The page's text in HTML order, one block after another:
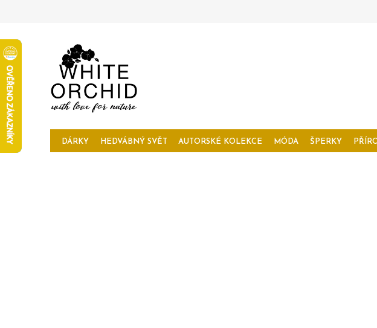
DÁRKY HEDVÁBNÝ SVĚT AUTORSKÉ KOLEKCE MÓDA ŠPERKY